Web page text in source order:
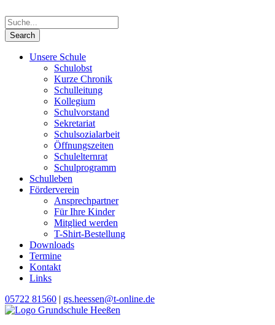
Unsere Schule
Schulobst
Kurze Chronik
Schulleitung
Kollegium
Schulvorstand
Sekretariat
Schulsozialarbeit
Öffnungszeiten
Schulelternrat
Schulprogramm
Schulleben
Förderverein
Ansprechpartner
Für Ihre Kinder
Mitglied werden
T-Shirt-Bestellung
Downloads
Termine
Kontakt
Links
05722 81560 | gs.heessen@t-online.de